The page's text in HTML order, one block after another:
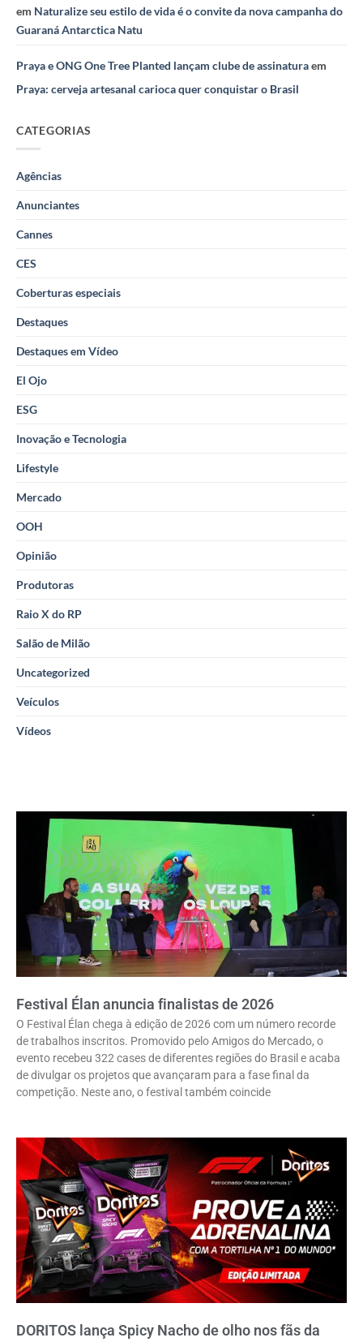
em Naturalize seu estilo de vida é o convite da nova campanha do
Guaraná Antarctica Natu
Praya e ONG One Tree Planted lançam clube de assinaturaem
Praya: cerveja artesanal carioca quer conquistar o Brasil
CATEGORIAS
Agências
Anunciantes
Cannes
CES
Coberturas especiais
Destaques
Destaques em Vídeo
El Ojo
ESG
Inovação e Tecnologia
Lifestyle
Mercado
OOH
Opinião
Produtoras
Raio X do RP
Salão de Milão
Uncategorized
Veículos
Vídeos
Festival Élan anuncia finalistas de 2026
O Festival Élan chega à edição de 2026 com um número recorde
de trabalhos inscritos. Promovido pelo Amigos do Mercado, o
evento recebeu 322 cases de diferentes regiões do Brasil e acaba
de divulgar os projetos que avançaram para a fase final da
competição. Neste ano, o festival também coincide
DORITOS lança Spicy Nacho de olho nos fãs da